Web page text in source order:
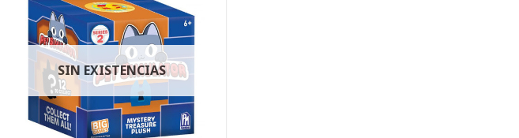
SIN EXISTENCIAS